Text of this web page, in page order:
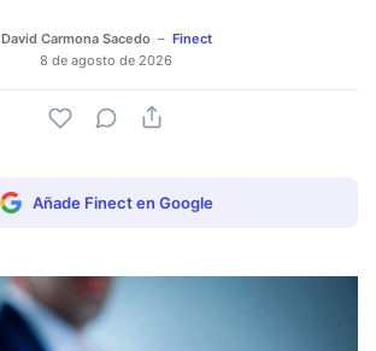
David Carmona Sacedo
Finect
8 de agosto de 2026
Añade Finect en Google